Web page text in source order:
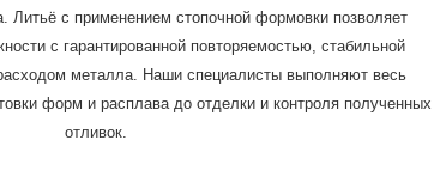
Литьё с применением стопочной формовки позволяет
с гарантированной повторяемостью, стабильной
металла. Наши специалисты выполняют весь
форм и расплава до отделки и контроля полученных
отливок.